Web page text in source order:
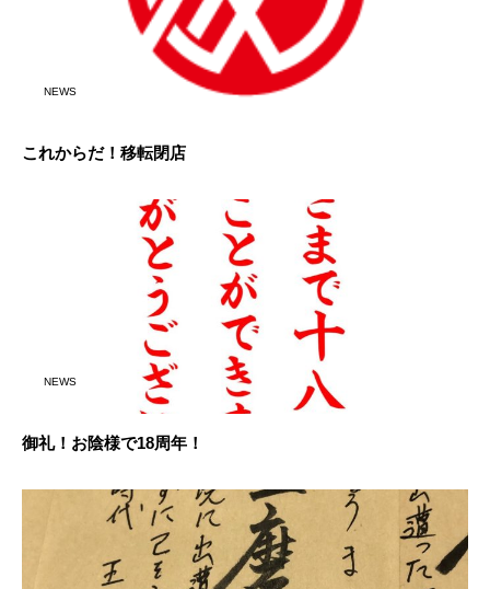
NEWS
これからだ！移転閉店
NEWS
御礼！お陰様で18周年！